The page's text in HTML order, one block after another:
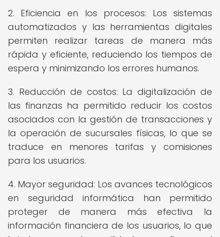
2. Eficiencia en los procesos: Los sistemas
automatizados y las herramientas digitales
permiten realizar tareas de manera más
rápida y eficiente, reduciendo los tiempos de
espera y minimizando los errores humanos.
3. Reducción de costos: La digitalización de
las finanzas ha permitido reducir los costos
asociados con la gestión de transacciones y
la operación de sucursales físicas, lo que se
traduce en menores tarifas y comisiones
para los usuarios.
4. Mayor seguridad: Los avances tecnológicos
en seguridad informática han permitido
proteger de manera más efectiva la
información financiera de los usuarios, lo que